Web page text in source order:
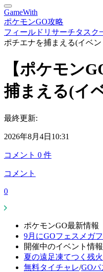
GameWith
ポケモンGO攻略
フィールドリサーチタスク
ポチエナを捕まえる(イベン
【ポケモン
捕まえる(イ
最終更新:
2026年8月4日10:31
コメント 0 件
コメント
0
ポケモンGO最新情報
9月にGOフェスメガ
開催中のイベント情報
夏の遠足凍てつく残火
無料タイチャレ/GOパ